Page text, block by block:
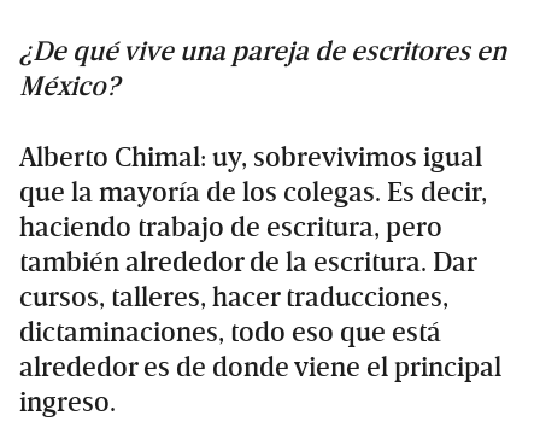
¿De qué vive una pareja de escritores en
México?
Alberto Chimal: uy, sobrevivimos igual
que la mayoría de los colegas. Es decir,
haciendo trabajo de escritura, pero
también alrededor de la escritura. Dar
cursos, talleres, hacer traducciones,
dictaminaciones, todo eso que está
alrededor es de donde viene el principal
ingreso.